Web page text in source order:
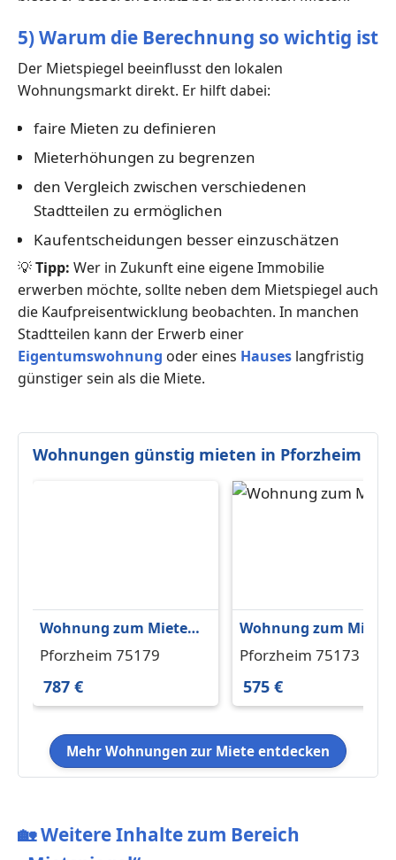
5) Warum die Berechnung so wichtig ist
Der Mietspiegel beeinflusst den lokalen
Wohnungsmarkt direkt. Er hilft dabei:
faire Mieten zu definieren
Mieterhöhungen zu begrenzen
den Vergleich zwischen verschiedenen
Stadtteilen zu ermöglichen
Kaufentscheidungen besser einzuschätzen
💡Tipp: Wer in Zukunft eine eigene Immobilie
erwerben möchte, sollte neben dem Mietspiegel auch
die Kaufpreisentwicklung beobachten. In manchen
Stadtteilen kann der Erwerb einer
Eigentumswohnung oder eines Hauses langfristig
günstiger sein als die Miete.
Wohnungen günstig mieten in Pforzheim
Wohnung zum Mieten
in Pforzheim 787 €
Pforzheim 75179
787 €
Wohnung zum Mieten
in Pforzheim 575 € 55
Pforzheim 75173
575 €
Mehr Wohnungen zur Miete entdecken
🏡Weitere Inhalte zum Bereich